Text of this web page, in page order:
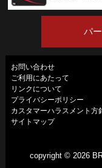
パ
お問い合わせ
ご利用にあたって
リンクについて
プライバシーポリシー
カスタマーハラスメント方
サイトマップ
copyright © 2026